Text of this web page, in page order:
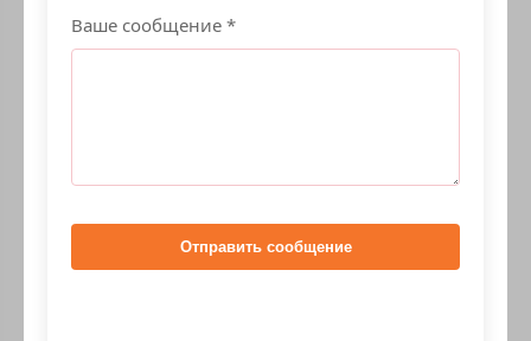
Ваше сообщение *
Отправить сообщение